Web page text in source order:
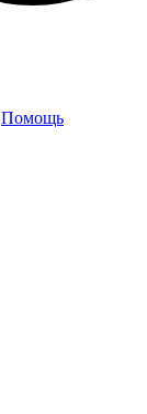
Помощь